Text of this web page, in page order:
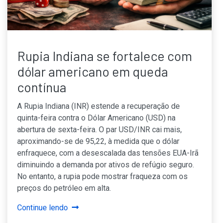
Rupia Indiana se fortalece com
dólar americano em queda
contínua
A Rupia Indiana (INR) estende a recuperação de
quinta-feira contra o Dólar Americano (USD) na
abertura de sexta-feira. O par USD/INR cai mais,
aproximando-se de 95,22, à medida que o dólar
enfraquece, com a desescalada das tensões EUA-Irã
diminuindo a demanda por ativos de refúgio seguro.
No entanto, a rupia pode mostrar fraqueza com os
preços do petróleo em alta.
Continue lendo